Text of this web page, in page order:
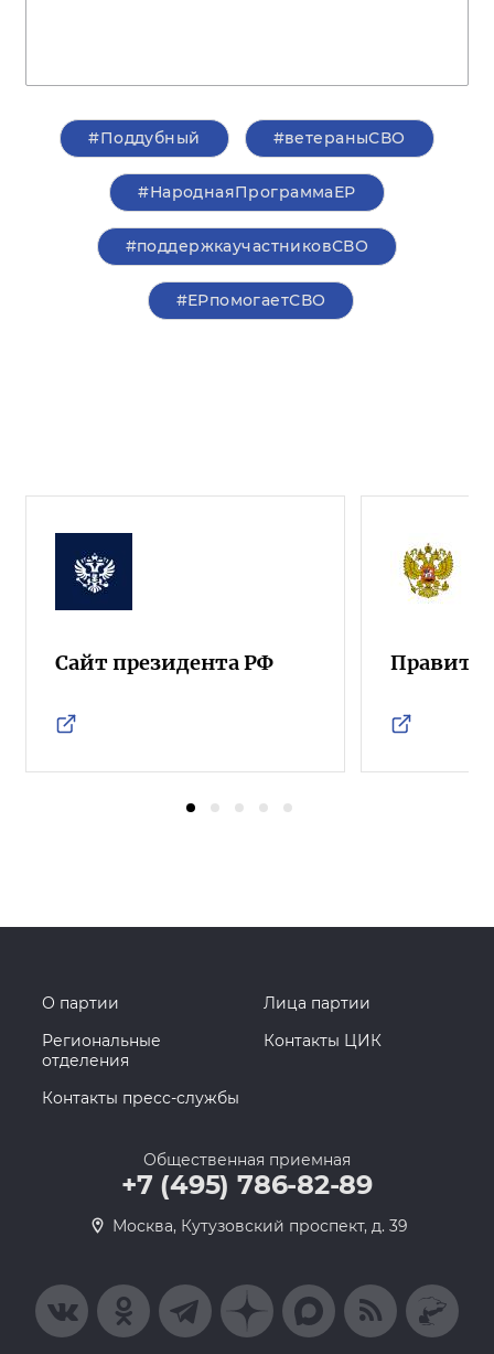
#Поддубный #ветераныСВО
#НароднаяПрограммаЕР
#поддержкаучастниковСВО
#ЕРпомогаетСВО
Сайт президента РФ
О партии
Лица партии
Региональные
отделения
Контакты ЦИК
Контакты пресс-службы
Общественная приемная
+7 (495) 786-82-89
Москва, Кутузовский проспект, д. 39